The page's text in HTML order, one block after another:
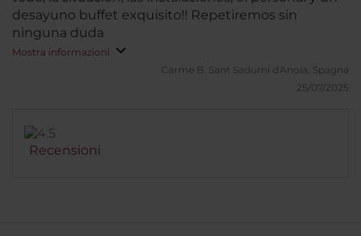
desayuno buffet exquisito!! Repetiremos sin
ninguna duda
Mostra informazioni
Carme B. Sant Sadurni d'Anoia, Spagna
25/07/2025
Recensioni